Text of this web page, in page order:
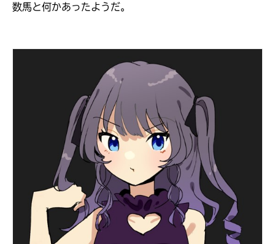
書店に届いた
みんなからのお手紙が
読める
数馬と何かあったようだ。